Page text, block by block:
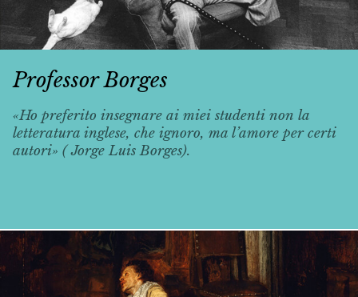
Professor Borges
«Ho preferito insegnare ai miei studenti non la
letteratura inglese, che ignoro, ma l’amore per certi
autori» ( Jorge Luis Borges).